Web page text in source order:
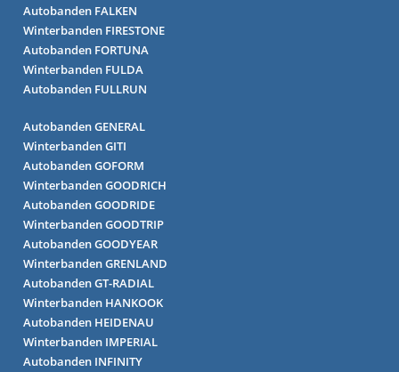
Autobanden FALKEN
Winterbanden FIRESTONE
Autobanden FORTUNA
Winterbanden FULDA
Autobanden FULLRUN
Autobanden GENERAL
Winterbanden GITI
Autobanden GOFORM
Winterbanden GOODRICH
Autobanden GOODRIDE
Winterbanden GOODTRIP
Autobanden GOODYEAR
Winterbanden GRENLAND
Autobanden GT-RADIAL
Winterbanden HANKOOK
Autobanden HEIDENAU
Winterbanden IMPERIAL
Autobanden INFINITY